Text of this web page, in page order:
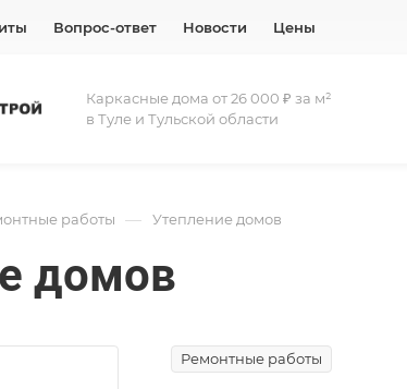
Вопрос-ответ Новости Цены
Каркасные дома от 26 000 ₽ за м²
в Туле и Тульской области
работы — Утепление домов
домов
Ремонтные работы